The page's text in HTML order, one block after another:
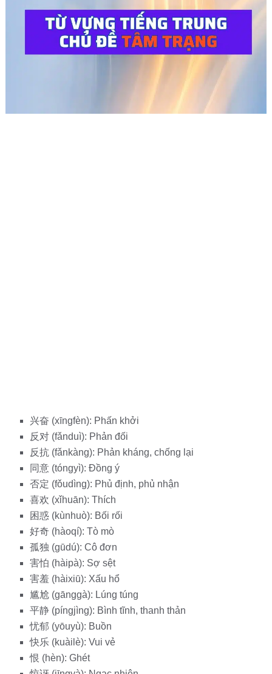
兴奋 (xīngfèn): Phấn khởi
反对 (fǎnduì): Phản đối
反抗 (fǎnkàng): Phản kháng, chống lại
同意 (tóngyì): Đồng ý
否定 (fǒudìng): Phủ định, phủ nhận
喜欢 (xǐhuān): Thích
困惑 (kùnhuò): Bối rối
好奇 (hàoqí): Tò mò
孤独 (gūdú): Cô đơn
害怕 (hàipà): Sợ sệt
害羞 (hàixiū): Xấu hổ
尴尬 (gānggà): Lúng túng
平静 (píngjìng): Bình tĩnh, thanh thản
忧郁 (yōuyù): Buồn
快乐 (kuàilè): Vui vẻ
恨 (hèn): Ghét